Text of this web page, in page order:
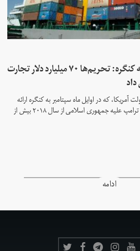
گزارش دولت آمریکا به کنگره: تحریم‌ها ۷۰ میلیارد دلار تجارت
که در اوایل ماه سپتامبر به کنگره ارائه
شد، تحریم‌های دولت دونالد ترامپ علیه جمهوری اسلامی از سال ۲۰۱۸ بیش از
ادامه